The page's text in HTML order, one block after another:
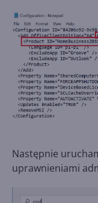
Następnie
uprawnieniami